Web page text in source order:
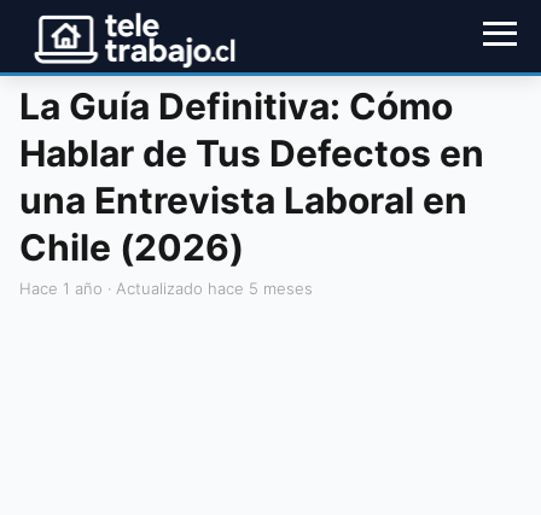
La Guía Definitiva: Cómo
Hablar de Tus Defectos en
una Entrevista Laboral en
Chile (2026)
hace 1 año · Actualizado hace 5 meses